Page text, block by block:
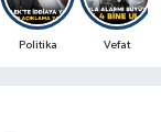
Politika Vefat